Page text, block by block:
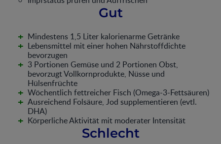
Gut
+ Mindestens 1,5 Liter kalorienarme Getränke
+ Lebensmittel mit einer hohen Nährstoffdichte
bevorzugen
+ 3 Portionen Gemüse und 2 Portionen Obst,
bevorzugt Vollkornprodukte, Nüsse und
Hülsenfrüchte
+ Wöchentlich fettreicher Fisch (Omega-3-Fettsäuren)
+ Ausreichend Folsäure, Jod supplementieren (evtl.
DHA)
+ Körperliche Aktivität mit moderater Intensität
Schlecht